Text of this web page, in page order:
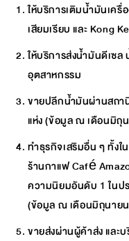
ให้บริการเติมน้ำมันเค
เสียมเรียบ และ Kong
ให้บริการส่งน้ำมันดีเซล
อุตสาหกรรม
ขายปลีกน้ำมันผ่านสถ
แห่ง (ข้อมูล ณ เดือนมิถุ
ทำธุรกิจเสริมอื่น ๆ ทั้ง
ร้านกาแฟ Café
ความนิยมอันดับ 1 ในป
(ข้อมูล ณ เดือนมิถุนาย
ขายส่งผ่านผู้ค้าส่ง และ